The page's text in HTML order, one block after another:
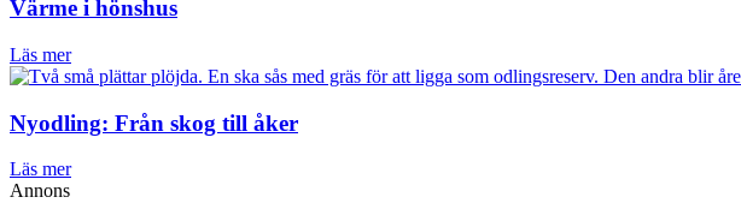
Värme i hönshus
Läs mer
Nyodling: Från skog till åker
Läs mer
Annons